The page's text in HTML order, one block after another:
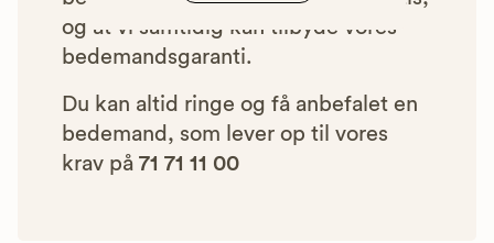
og at vi samtidig kan tilbyde vores
bedemandsgaranti.
Du kan altid ringe og få anbefalet en
bedemand, som lever op til vores
krav på 71 71 11 00